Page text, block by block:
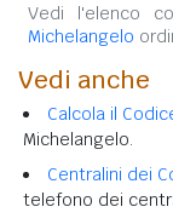
Vedi l'elenco
Michelangelo
Vedi anche
Calcola il
Michelangelo.
Centralini dei
telefono dei